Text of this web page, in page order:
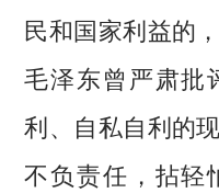
民和国家利益的
毛泽东曾严肃批
利、自私自利的
不负责任，拈轻